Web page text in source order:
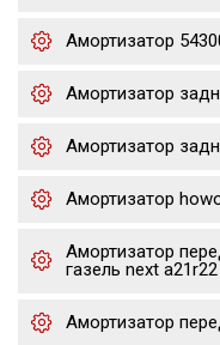
Амортизатор
Амортизатор
Амортизатор
Амортизатор
Амортизатор
газель next a21r22
Амортизатор